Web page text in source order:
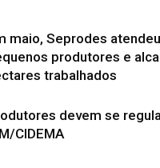
maio, Seprodes
produtores e
trabalhados
devem se
CIDEMA